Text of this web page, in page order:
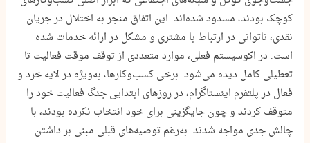
کوچک بودند، مسدود شده‌اند. این اتفاق منجر به اختلال در جریان
نقدی، ناتوانی در ارتباط با مشتری و مشکل در ارائه خدمات شده
است. در اکوسیستم فعلی، موارد متعددی از توقف موقت فعالیت تا
تعطیلی کامل دیده می‌شود. برخی کسب‌وکارها، به‌ویژه در لایه خرد و
فعال در پلتفرم اینستاگرام، در روزهای ابتدایی جنگ فعالیت خود را
متوقف کردند و چون جایگزینی برای خود انتخاب نکرده بودند، با
چالش جدی مواجه شدند. به‌رغم توصیه‌های قبلی مبنی بر داشتن